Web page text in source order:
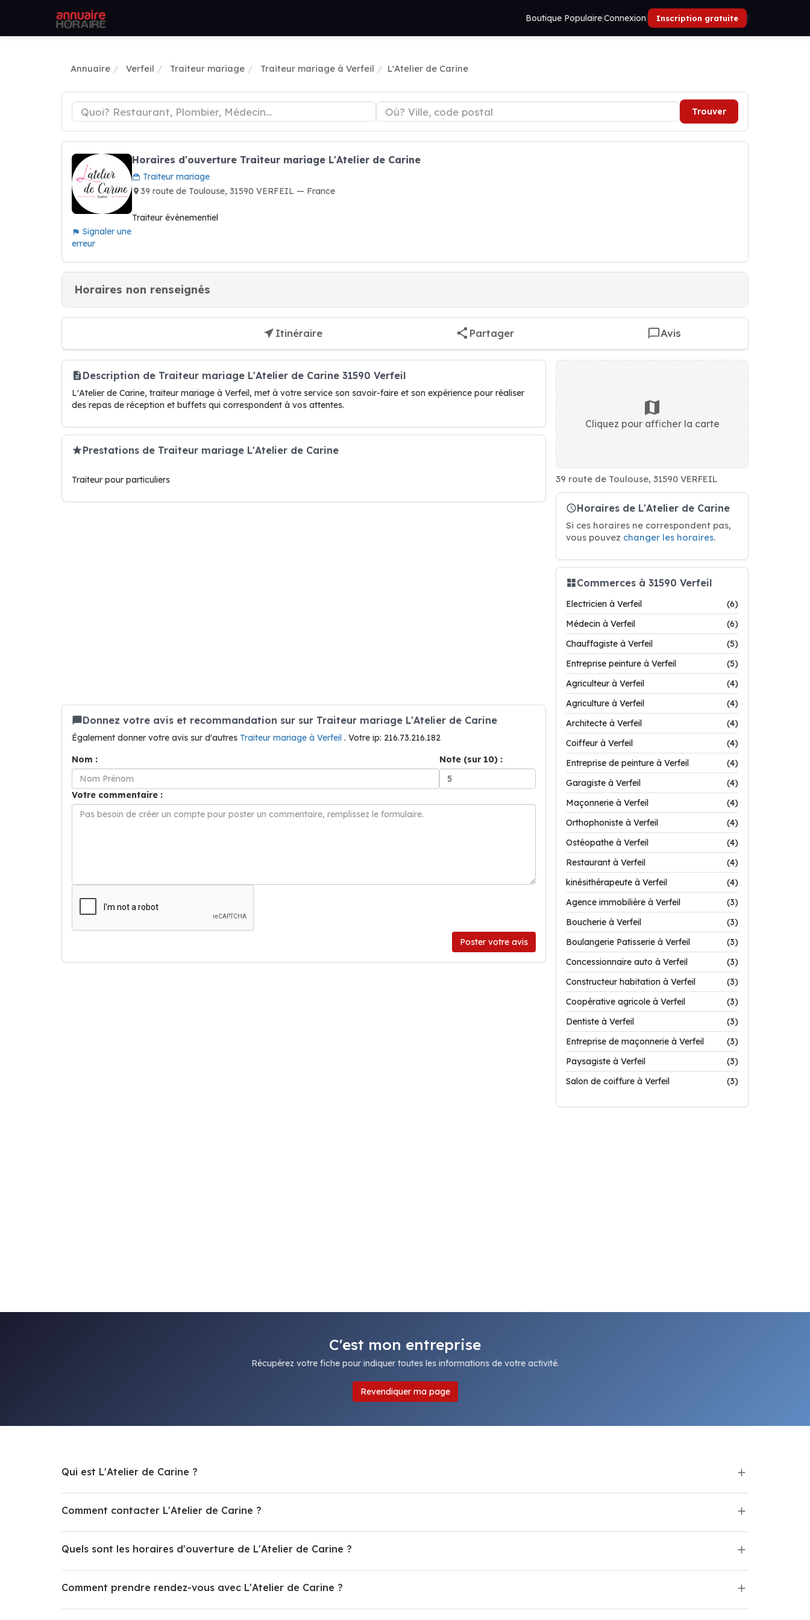
Boutique Populaire|Connexion| Inscription gratuite |
Annuaire Verfeil Traiteur mariage Traiteur mariage à Verfeil L'Atelier de Carine
Trouver
Signaler une
erreur
Horaires d'ouverture Traiteur mariage L'Atelier de Carine
Traiteur mariage
39 route de Toulouse, 31590 VERFEIL — France
Traiteur évènementiel
Horaires non renseignés
Itinéraire Partager Avis
Description de Traiteur mariage L'Atelier de Carine 31590 Verfeil
L'Atelier de Carine, traiteur mariage à Verfeil, met à votre service son savoir-faire et son expérience pour réaliser
des repas de réception et buffets qui correspondent à vos attentes.
Prestations de Traiteur mariage L'Atelier de Carine
Traiteur pour particuliers
Donnez votre avis et recommandation sur sur Traiteur mariage L'Atelier de Carine
Également donner votre avis sur d'autres Traiteur mariage à Verfeil . Votre ip: 216.73.216.182
Nom :
Note (sur 10) :
Votre commentaire :
Poster votre avis
Cliquez pour afficher la carte
39 route de Toulouse, 31590 VERFEIL
Horaires de L'Atelier de Carine
Si ces horaires ne correspondent pas,
vous pouvez changer les horaires.
Commerces à 31590 Verfeil
Electricien à Verfeil
(6)
Médecin à Verfeil
(6)
Chauffagiste à Verfeil
(5)
Entreprise peinture à Verfeil
(5)
Agriculteur à Verfeil
(4)
Agriculture à Verfeil
(4)
Architecte à Verfeil
(4)
Coiffeur à Verfeil
(4)
Entreprise de peinture à Verfeil
(4)
Garagiste à Verfeil
(4)
Maçonnerie à Verfeil
(4)
Orthophoniste à Verfeil
(4)
Ostéopathe à Verfeil
(4)
Restaurant à Verfeil
(4)
kinésithérapeute à Verfeil
(4)
Agence immobilière à Verfeil
(3)
Boucherie à Verfeil
(3)
Boulangerie Patisserie à Verfeil
(3)
Concessionnaire auto à Verfeil
(3)
Constructeur habitation à Verfeil
(3)
Coopérative agricole à Verfeil
(3)
Dentiste à Verfeil
(3)
Entreprise de maçonnerie à Verfeil
(3)
Paysagiste à Verfeil
(3)
Salon de coiffure à Verfeil
(3)
C'est mon entreprise
Récupérez votre fiche pour indiquer toutes les informations de votre activité.
Revendiquer ma page
Qui est L'Atelier de Carine ?
Comment contacter L'Atelier de Carine ?
Quels sont les horaires d'ouverture de L'Atelier de Carine ?
Comment prendre rendez-vous avec L'Atelier de Carine ?